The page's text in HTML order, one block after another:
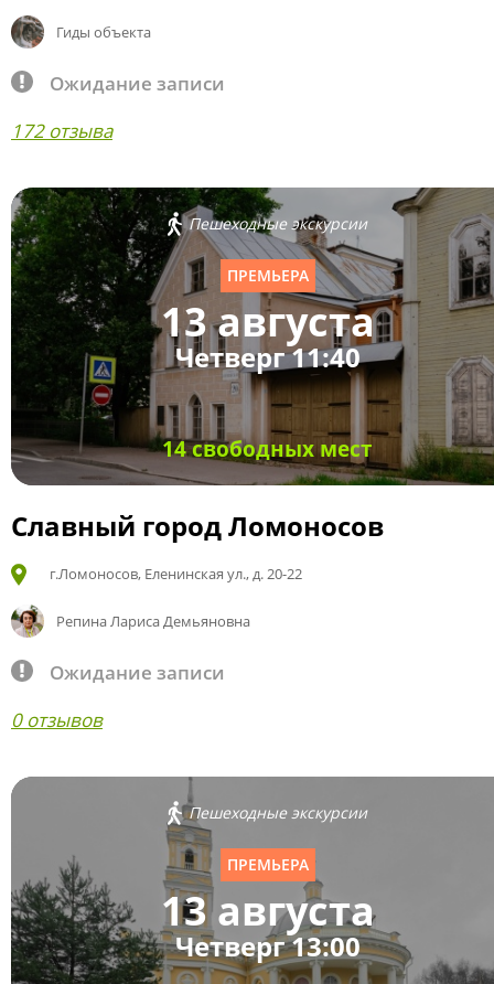
Гиды объекта
Ожидание записи
172 отзыва
Пешеходные экскурсии
ПРЕМЬЕРА
13 августа
Четверг 11:40
14 свободных мест
Славный город Ломоносов
г.Ломоносов, Еленинская ул., д. 20-22
Репина Лариса Демьяновна
Ожидание записи
0 отзывов
Пешеходные экскурсии
ПРЕМЬЕРА
13 августа
Четверг 13:00